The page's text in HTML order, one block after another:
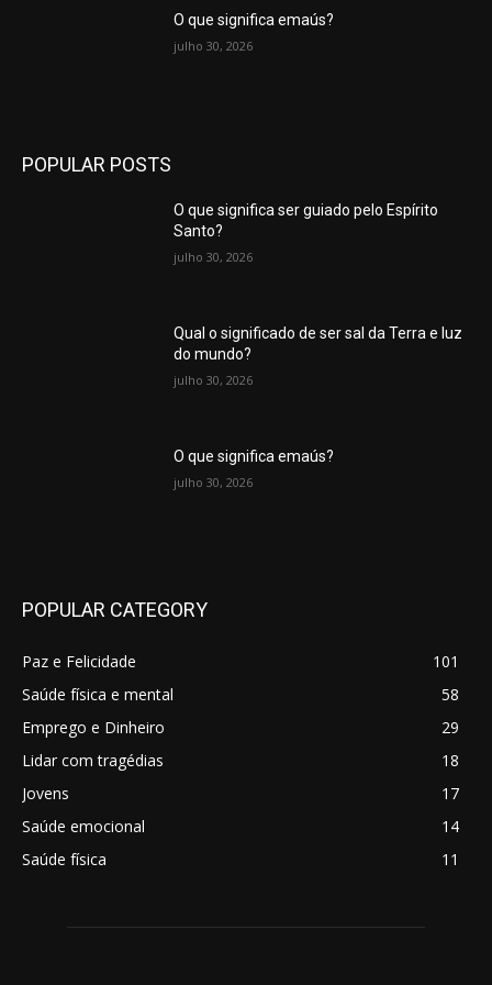
O que significa emaús?
julho 30, 2026
POPULAR POSTS
O que significa ser guiado pelo Espírito
Santo?
julho 30, 2026
Qual o significado de ser sal da Terra e luz
do mundo?
julho 30, 2026
O que significa emaús?
julho 30, 2026
POPULAR CATEGORY
Paz e Felicidade
101
Saúde física e mental
58
Emprego e Dinheiro
29
Lidar com tragédias
18
Jovens
17
Saúde emocional
14
Saúde física
11